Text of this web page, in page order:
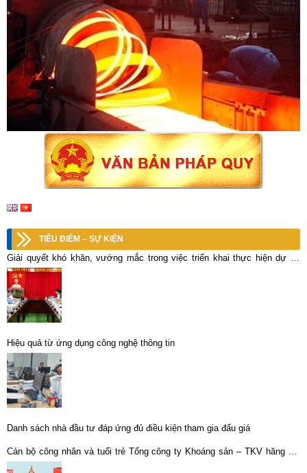
TIÊU ĐIỂM – SỰ KIỆN
Giải quyết khó khăn, vướng mắc trong việc triển khai thực hiện dự án
khai thác, chế biến đất hiếm tại mỏ Đông Pao, huyện Tam Đường
Hiệu quả từ ứng dụng công nghệ thông tin
Danh sách nhà đầu tư đáp ứng đủ điều kiện tham gia đấu giá
Cán bộ công nhân và tuổi trẻ Tổng công ty Khoáng sản – TKV hăng hái
tham gia hiến máu tình nguyện